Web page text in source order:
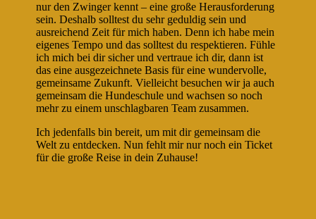
nur den Zwinger kennt – eine große Herausforderung
sein. Deshalb solltest du sehr geduldig sein und
ausreichend Zeit für mich haben. Denn ich habe mein
eigenes Tempo und das solltest du respektieren. Fühle
ich mich bei dir sicher und vertraue ich dir, dann ist
das eine ausgezeichnete Basis für eine wundervolle,
gemeinsame Zukunft. Vielleicht besuchen wir ja auch
gemeinsam die Hundeschule und wachsen so noch
mehr zu einem unschlagbaren Team zusammen.
Ich jedenfalls bin bereit, um mit dir gemeinsam die
Welt zu entdecken. Nun fehlt mir nur noch ein Ticket
für die große Reise in dein Zuhause!